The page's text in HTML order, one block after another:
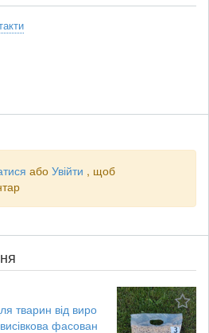
або Увійти , щоб
тварин від виро
фасован